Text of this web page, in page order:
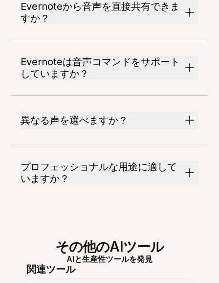
Evernoteから音声を直接共有できま
すか？
Evernoteは音声コマンドをサポート
していますか？
異なる声を選べますか？
プロフェッショナルな用途に適して
いますか？
その他のAIツール
AIと生産性ツールを発見
関連ツール